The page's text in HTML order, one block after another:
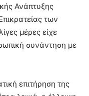
Ανάπτυξης
των
μέρες είχε
συνάντηση με
επιτήρηση της